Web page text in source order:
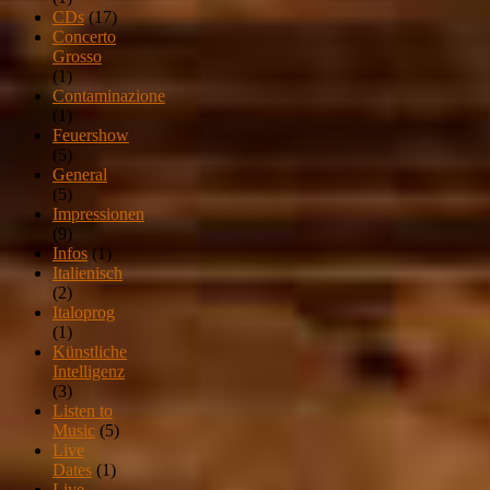
CDs(17)
Concerto
Grosso
(1)
Contaminazione
(1)
Feuershow
(5)
General
(5)
Impressionen
(9)
Infos (1)
Italienisch
(2)
Italoprog
(1)
Künstliche
Intelligenz
(3)
Listen to
Music (5)
Live
Dates (1)